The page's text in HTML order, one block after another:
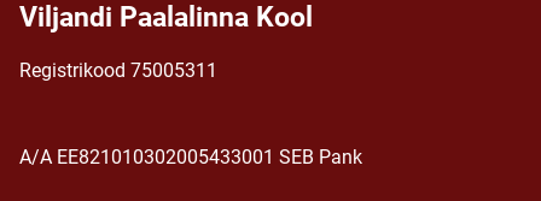
Viljandi Paalalinna Kool
Registrikood 75005311
A/A EE821010302005433001 SEB Pank